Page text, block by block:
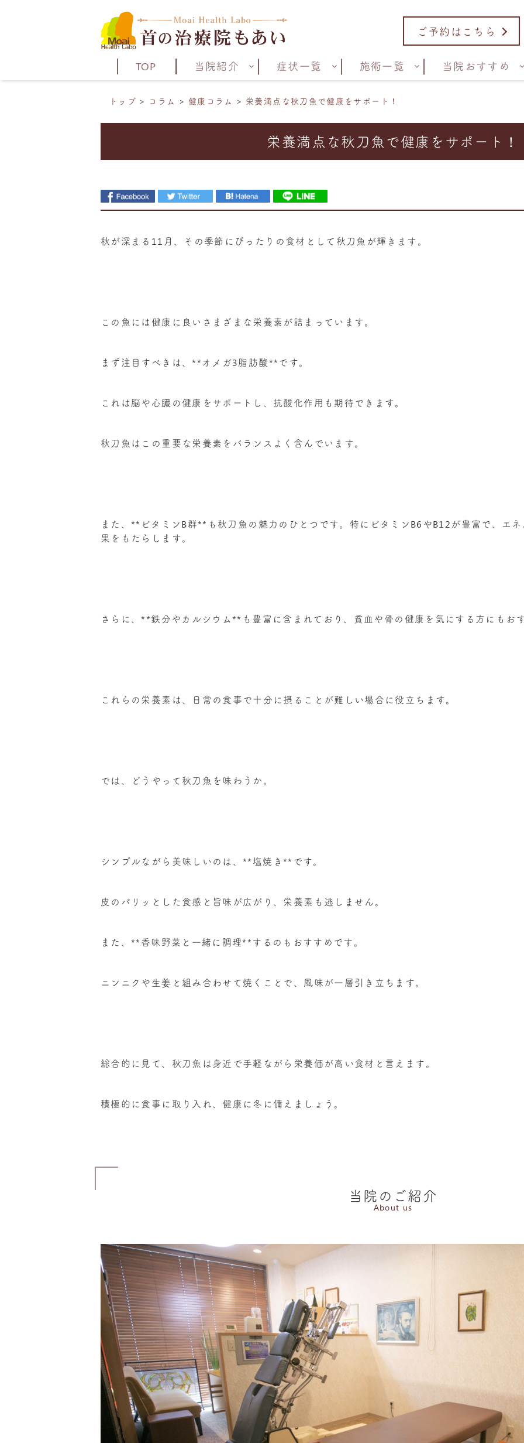
ご予約はこちら
TOP 当院紹介 症状一覧 施術一覧 当院おすすめ
トップ コラム 健康コラム 栄養満点な秋刀魚で健康をサポート！
栄養満点な秋刀魚で健康をサポート！
秋が深まる 11 月、その季節にぴったりの食材として秋刀魚が輝きます。
この魚には健康に良いさまざまな栄養素が詰まっています。
まず注目すべきは、**オメガ3脂肪酸**です。
これは脳や心臓の健康をサポートし、抗酸化作用も期待できます。
秋刀魚はこの重要な栄養素をバランスよく含んでいます。
また、** ビタミンB群** も秋刀魚の魅力のひとつです。特にビタミンB6 やB12が豊富で、エ
果をもたらします。
さらに、**鉄分やカルシウム** も豊富に含まれており、貧血や骨の健康を気にする方にもお
これらの栄養素は、日常の食事で十分に摂ることが難しい場合に役立ちます。
では、どうやって秋刀魚を味わうか。
シンプルながら美味しいのは、**塩焼き ** です。
皮のパリッとした食感と旨味が広がり、栄養素も逃しません。
また、**香味野菜と一緒に調理**するのもおすすめです。
ニンニクや生姜と組み合わせて焼くことで、風味が一層引き立ちます。
総合的に見て、秋刀魚は身近で手軽ながら栄養価が高い食材と言えます。
積極的に食事に取り入れ、健康に冬に備えましょう。
当院のご紹介
About us